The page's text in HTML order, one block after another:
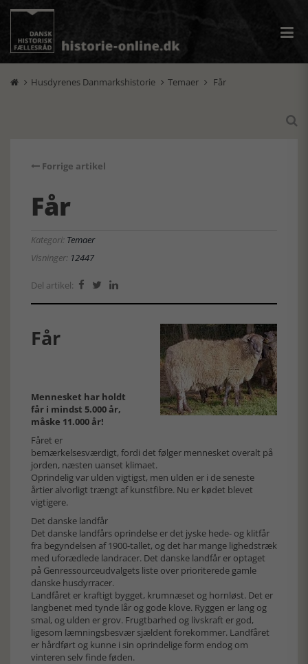
 Husdyrenes Danmarkshistorie  Temaer  Får

Forrige artikel
Får
Kategori: Temaer
Visninger: 12447
Del artikel:   
Får
Mennesket har holdt
får i mindst 5.000 år,
måske 11.000 år!
Fåret er
bemærkelsesværdigt, fordi det følger mennesket overalt på
jorden, næsten uanset klimaet.
Oprindelig var ulden vigtigst, men ulden er i de seneste
årtier alvorligt trængt af kunstfibre. Nu er kødet blevet
vigtigere.
Det danske landfår
Det danske landfårs oprindelse er det jyske hede- og klitfår
fra begyndelsen af 1900-tallet, og det har mange lighedstræk
med uforædlede landracer. Det danske landfår er optaget
på Genressourceudvalgets liste over prioriterede gamle
danske husdyrracer.
Landfåret er kraftigt bygget, krumnæset og hornløst. Det er
langbenet med tynde lår og gode klove. Ryggen er lang og
smal, og ulden er grov. Frugtbarhed og livskraft er god,
ligesom læmningsbesvær sjældent forekommer. Landfåret
er hårdført og kunne i sin oprindelige form endog om
vinteren selv finde føden.